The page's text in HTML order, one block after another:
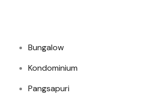
Bungalow
Kondominium
Pangsapuri